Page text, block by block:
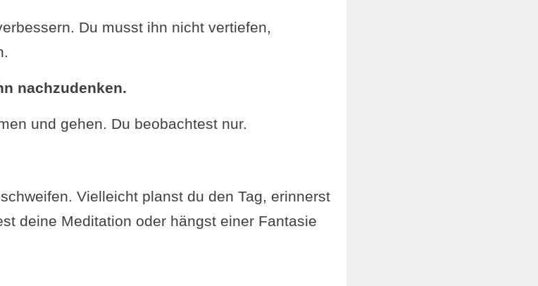
Du musst ihn nicht vertiefen,
nachzudenken.
und gehen. Du beobachtest nur.
Vielleicht planst du den Tag, erinnerst
deine Meditation oder hängst einer Fantasie